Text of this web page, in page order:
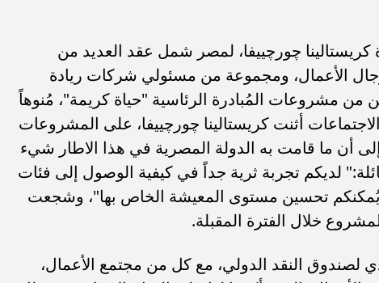
چورچييفا، لمصر شمل عقد العديد من
الأعمال، ومجموعة من مسئولي شركات ريادة
من مشروعات المُبادرة الرئاسية "حياة كريمة"، مُنوهاً
أثنت كريستالينا چورچييفا، على المشروعات
أن ما قامت به الدولة المصرية في هذا الاطار شيء
لديكم تجربة ثرية جداً في كيفية الوصول إلى فئات
تحسين مستوى المعيشة الخاص بها"، وشجعت
خلال الفترة المقبلة.
لصندوق النقد الدولي، مع كل من مجتمع الأعمال،